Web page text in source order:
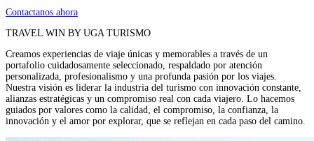
Contactanos ahora
TRAVEL WIN BY UGA TURISMO
Creamos experiencias de viaje únicas y memorables a través de un
portafolio cuidadosamente seleccionado, respaldado por atención
personalizada, profesionalismo y una profunda pasión por los viajes.
Nuestra visión es liderar la industria del turismo con innovación constante,
alianzas estratégicas y un compromiso real con cada viajero. Lo hacemos
guiados por valores como la calidad, el compromiso, la confianza, la
innovación y el amor por explorar, que se reflejan en cada paso del camino.